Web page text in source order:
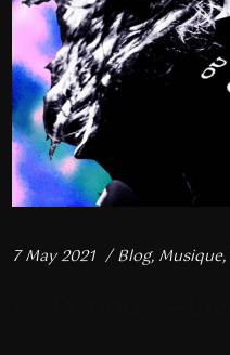
7 May 2021 Blog, Musique,